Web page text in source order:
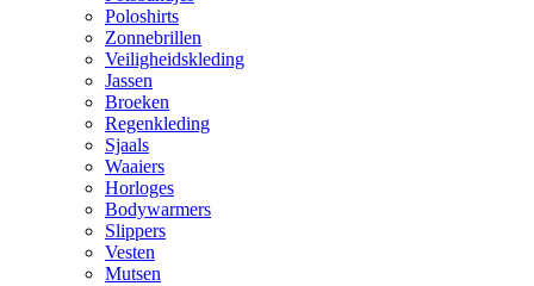
Poloshirts
Zonnebrillen
Veiligheidskleding
Jassen
Broeken
Regenkleding
Sjaals
Waaiers
Horloges
Bodywarmers
Slippers
Vesten
Mutsen